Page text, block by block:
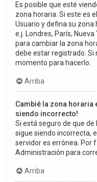
Es posible que esté
zona horaria. Si este es
Usuario y defina su zona
e.j. Londres, París,
para cambiar la zona
debe estar registrado. Si
momento para hacerlo.
Arriba
Cambié la zona horaria
siendo incorrecto!
Si está seguro de que
sigue siendo incorrecta,
servidor es errónea. Por
Administración para
Arriba